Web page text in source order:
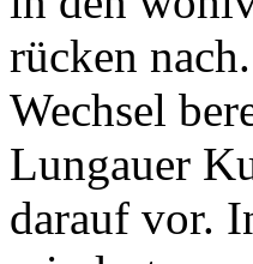
rücken
Wechsel
Lungauer
darauf vor.